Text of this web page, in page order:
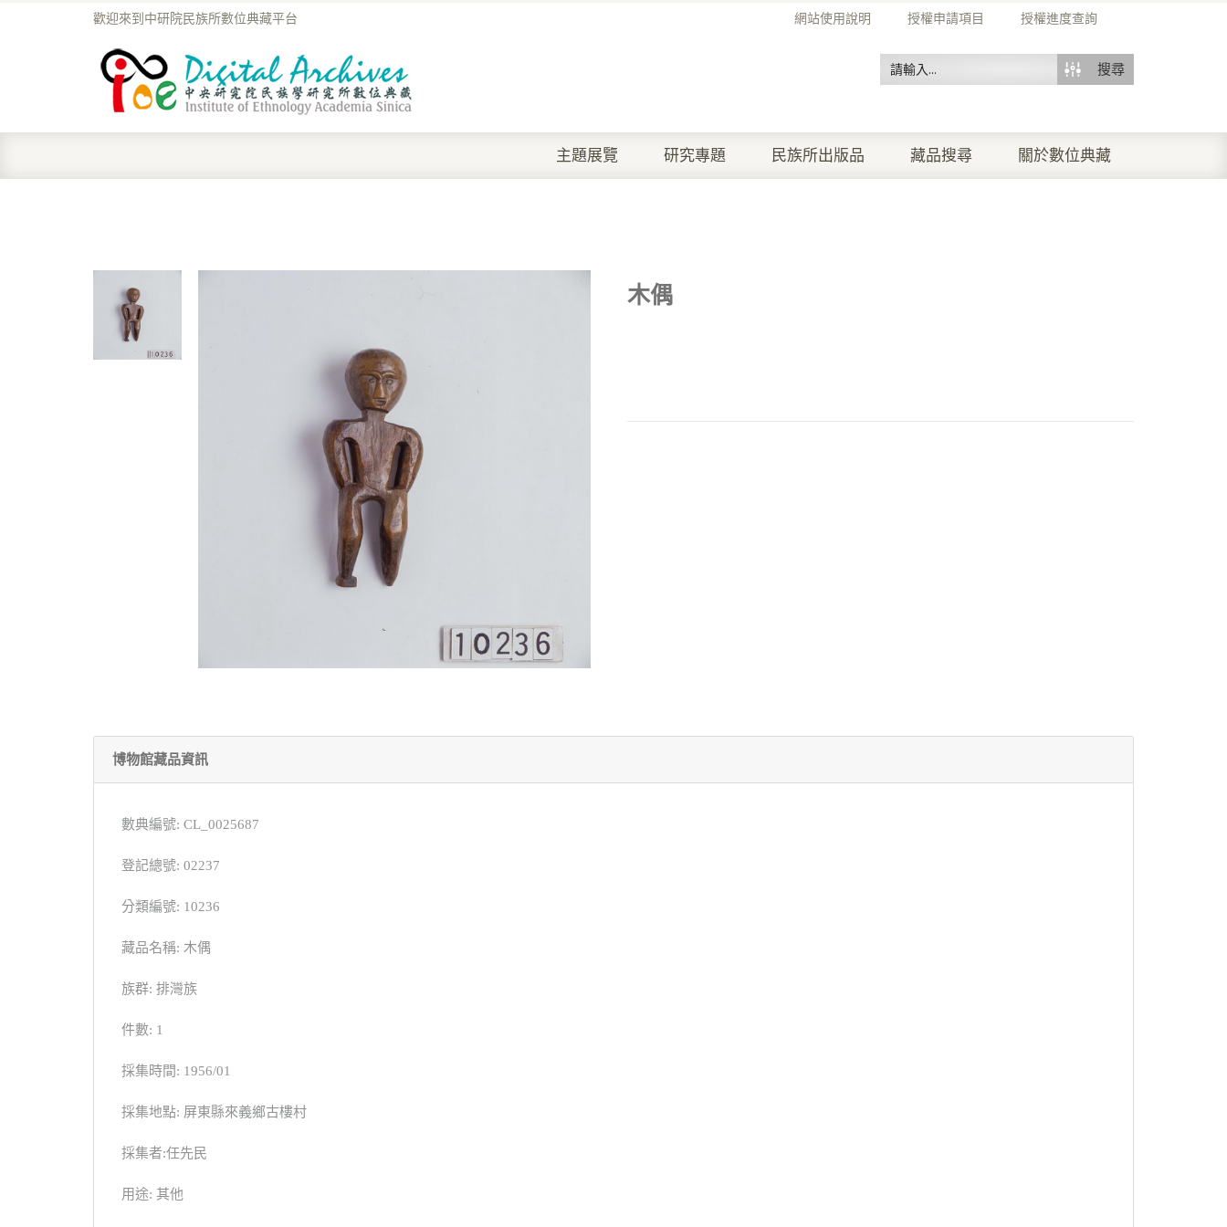
網站使用說明 授權申請項目 授權進度查詢
歡迎來到中研院民族所數位典藏平台
搜尋
主題展覽 研究專題 民族所出版品 藏品搜尋 關於數位典藏
木偶
博物館藏品資訊
數典編號: CL_0025687
登記總號: 02237
分類編號: 10236
藏品名稱: 木偶
族群: 排灣族
件數: 1
採集時間: 1956/01
採集地點: 屏東縣來義鄉古樓村
採集者:任先民
用途: 其他